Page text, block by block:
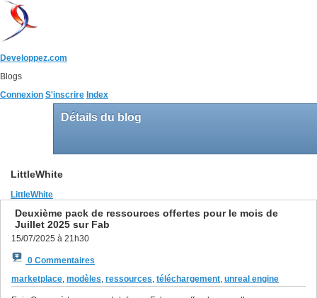
Developpez.com
Blogs
Connexion S'inscrire Index
Détails du blog
LittleWhite
LittleWhite
Deuxième pack de ressources offertes pour le mois de
Juillet 2025 sur Fab
15/07/2025 à 21h30
0 Commentaires
marketplace, modèles, ressources, téléchargement, unreal engine